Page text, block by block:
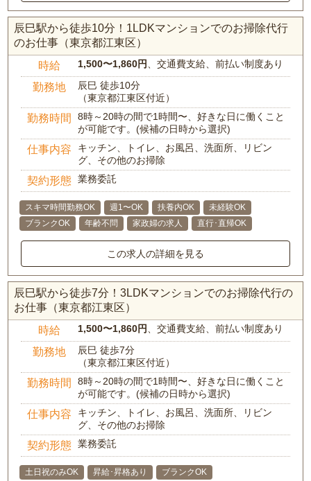
辰巳駅から徒歩10分！1LDKマンションでのお掃除代行
のお仕事（東京都江東区）
時給 1,500〜1,860円 、交通費支給、前払い制度あり
勤務地
辰巳 徒歩10分
（東京都江東区付近）
勤務時間
8時～20時の間で1時間〜、好きな日に働くこと
が可能です。(候補の日時から選択)
仕事内容
キッチン、トイレ、お風呂、洗面所、リビン
グ、その他のお掃除
契約形態 業務委託
スキマ時間勤務OK 週1〜OK 扶養内OK
未経験OK
ブランクOK
年齢不問 家政婦の求人 直行･直帰OK
この求人の詳細を見る
辰巳駅から徒歩7分！3LDKマンションでのお掃除代行の
お仕事（東京都江東区）
時給 1,500〜1,860円 、交通費支給、前払い制度あり
勤務地
辰巳 徒歩7分
（東京都江東区付近）
勤務時間
8時～20時の間で1時間〜、好きな日に働くこと
が可能です。(候補の日時から選択)
仕事内容
キッチン、トイレ、お風呂、洗面所、リビン
グ、その他のお掃除
契約形態 業務委託
土日祝のみOK 昇給･昇格あり ブランクOK